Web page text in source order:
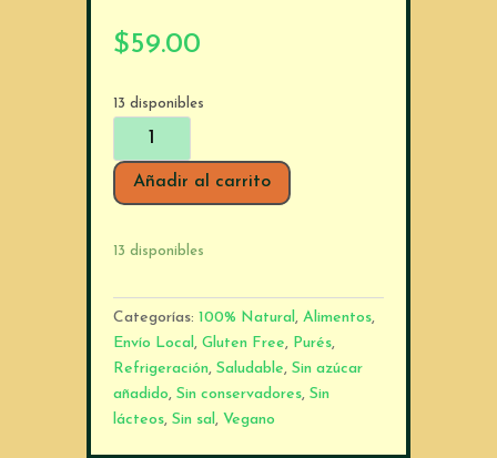
$59.00
13 disponibles
Bebocado
Avena,
Dátil
Canela
Añadir al carrito
13 disponibles
Categorías:100% Natural,Alimentos,
Envío Local,Gluten Free, Purés,
Refrigeración,Saludable,Sin azúcar
añadido,Sin conservadores,Sin
lácteos,Sin sal, Vegano